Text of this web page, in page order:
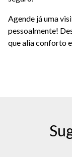
Agende já uma
pessoalmente!
que alia conforto